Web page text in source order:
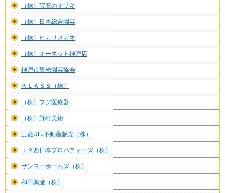
（株）宝石のオザキ
（株）日本総合園芸
（株）ヒカリメガネ
（株）オーネット神戸店
神戸市観光園芸協会
ＫＬＡＳＳ（株）
（株）フジ医療器
（株）野村美術
三菱UFJ不動産販売（株）
ＪＲ西日本プロパティーズ（株）
サンヨーホームズ（株）
和田興産（株）